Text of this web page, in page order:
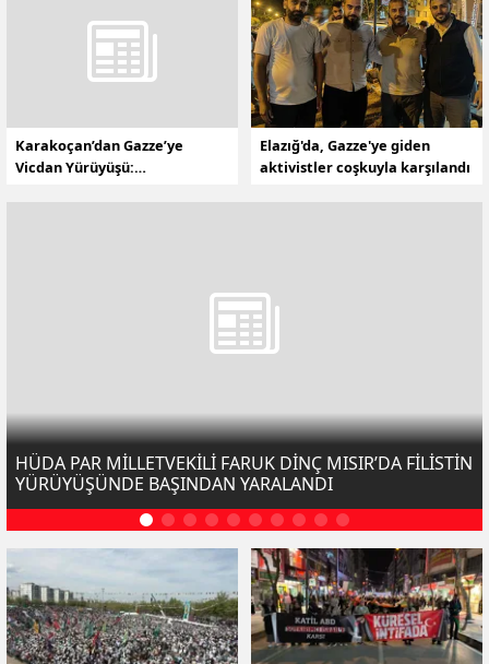
Karakoçan’dan Gazze’ye
Vicdan Yürüyüşü:
Elazığ'da, Gazze'ye giden
aktivistler coşkuyla karşılandı
HÜDA PAR MİLLETVEKİLİ FARUK DİNÇ MISIR’DA FİLİSTİN
YÜRÜYÜŞÜNDE BAŞINDAN YARALANDI